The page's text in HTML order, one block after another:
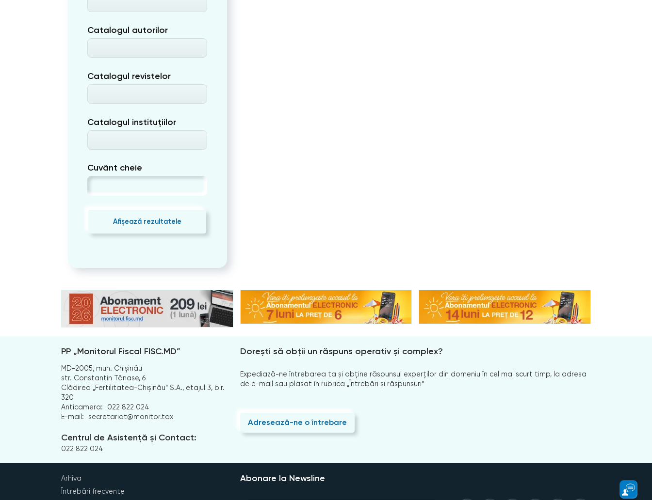
Catalogul autorilor
Catalogul revistelor
Catalogul instituțiilor
Cuvânt cheie
Afișează rezultatele
PP „Monitorul Fiscal FISC.MD”
MD-2005, mun. Chișinău
str. Constantin Tănase, 6
Clădirea „Fertilitatea-Chișinău” S.A., etajul 3, bir.
320
Anticamera:
022 822 024
E-mail:
secretariat@monitor.tax
Centrul de Asistență și Contact:
022 822 024
Dorești să obții un răspuns operativ și complex?
Expediază-ne întrebarea ta și obține răspunsul experților din domeniu în cel mai scurt timp, la adresa
de e-mail sau plasat în rubrica „Întrebări și răspunsuri”
Adresează-ne o întrebare
Arhiva
Întrebări frecvente
Abonare la Newsline